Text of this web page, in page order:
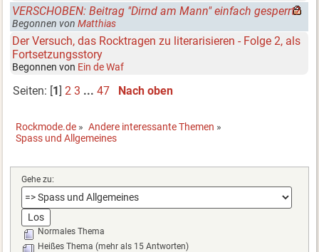
VERSCHOBEN: Beitrag "Dirnd am Mann" einfach gesperrt?
Begonnen vonMatthias
Der Versuch, das Rocktragen zu literarisieren - Folge 2, als
Fortsetzungsstory
Begonnen von Ein de Waf
Seiten: [1] 2 3 ... 47 Nach oben
Rockmode.de » Andere interessante Themen »
Spass und Allgemeines
Gehe zu:
Normales Thema
Heißes Thema (mehr als 15 Antworten)